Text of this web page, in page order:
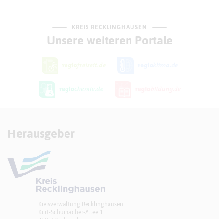
KREIS RECKLINGHAUSEN
Unsere weiteren Portale
Herausgeber
Kreisverwaltung Recklinghausen
Kurt-Schumacher-Allee 1